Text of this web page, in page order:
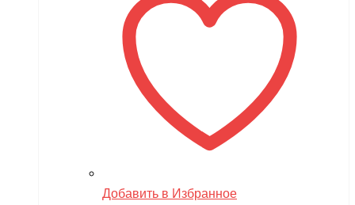
Добавить в Избранное